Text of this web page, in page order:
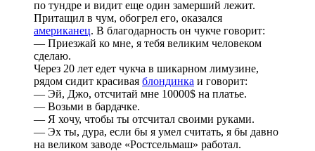
по тундре и видит еще один замерший лежит.
Притащил в чум, обогрел его, оказался
американец. В благодарность он чукче говорит:
— Приезжай ко мне, я тебя великим человеком
сделаю.
Через 20 лет едет чукча в шикарном лимузине,
рядом сидит красивая блондинка и говорит:
— Эй, Джо, отсчитай мне 10000$ на платье.
— Возьми в бардачке.
— Я хочу, чтобы ты отсчитал своими руками.
— Эх ты, дура, если бы я умел считать, я бы давно
на великом заводе «Ростсельмаш» работал.